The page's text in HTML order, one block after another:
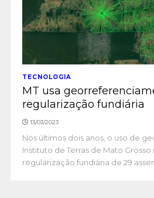
TECNOLOGIA
MT usa
regularização fundiária
13/03/2023
Nos últimos dois anos, o uso de
Instituto de Terras de Mato
regularização fundiária de 29